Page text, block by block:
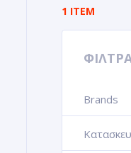
1 ITEM
Brands
+
+